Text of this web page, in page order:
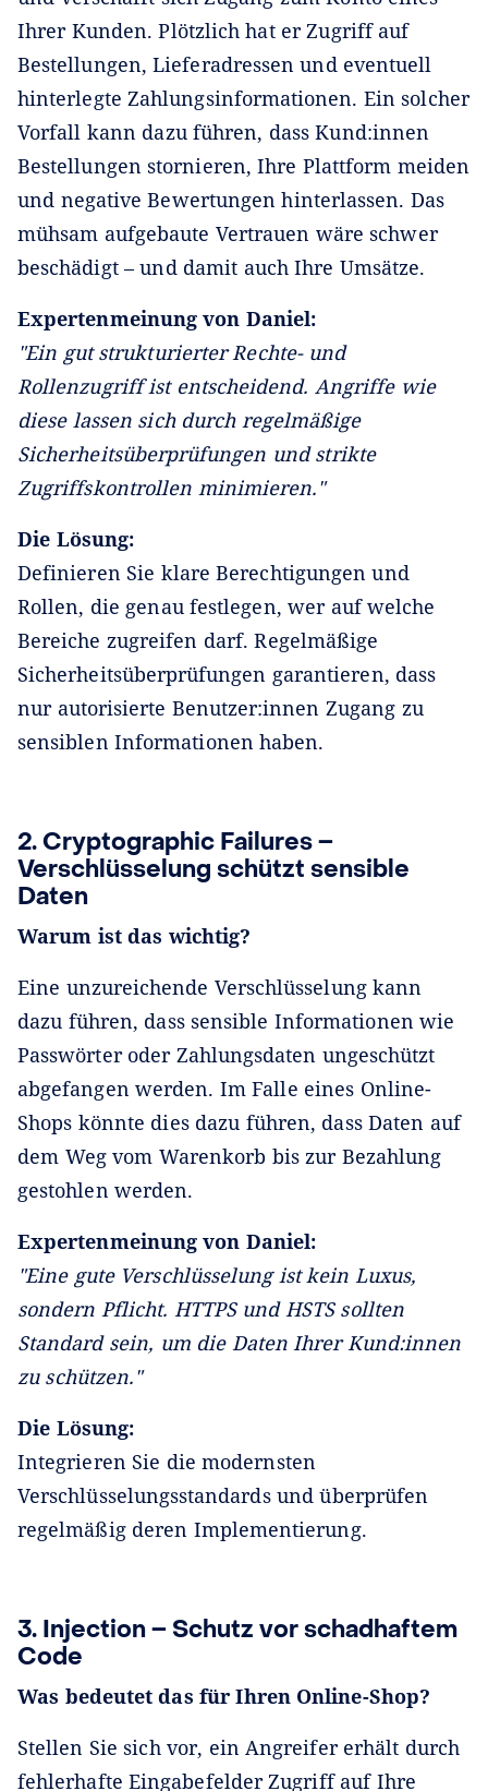
Ihrer Kunden. Plötzlich hat er Zugriff auf
Bestellungen, Lieferadressen und eventuell
hinterlegte Zahlungsinformationen. Ein solcher
Vorfall kann dazu führen, dass Kund:innen
Bestellungen stornieren, Ihre Plattform meiden
und negative Bewertungen hinterlassen. Das
mühsam aufgebaute Vertrauen wäre schwer
beschädigt – und damit auch Ihre Umsätze.
Expertenmeinung von Daniel:
"Ein gut strukturierter Rechte- und
Rollenzugriff ist entscheidend. Angriffe wie
diese lassen sich durch regelmäßige
Sicherheitsüberprüfungen und strikte
Zugriffskontrollen minimieren."
Die Lösung:
Definieren Sie klare Berechtigungen und
Rollen, die genau festlegen, wer auf welche
Bereiche zugreifen darf. Regelmäßige
Sicherheitsüberprüfungen garantieren, dass
nur autorisierte Benutzer:innen Zugang zu
sensiblen Informationen haben.
2. Cryptographic Failures –
Verschlüsselung schützt sensible
Daten
Warum ist das wichtig?
Eine unzureichende Verschlüsselung kann
dazu führen, dass sensible Informationen wie
Passwörter oder Zahlungsdaten ungeschützt
abgefangen werden. Im Falle eines Online-
Shops könnte dies dazu führen, dass Daten auf
dem Weg vom Warenkorb bis zur Bezahlung
gestohlen werden.
Expertenmeinung von Daniel:
"Eine gute Verschlüsselung ist kein Luxus,
sondern Pflicht. HTTPS und HSTS sollten
Standard sein, um die Daten Ihrer Kund:innen
zu schützen."
Die Lösung:
Integrieren Sie die modernsten
Verschlüsselungsstandards und überprüfen
regelmäßig deren Implementierung.
3. Injection – Schutz vor schadhaftem
Code
Was bedeutet das für Ihren Online-Shop?
Stellen Sie sich vor, ein Angreifer erhält durch
fehlerhafte Eingabefelder Zugriff auf Ihre